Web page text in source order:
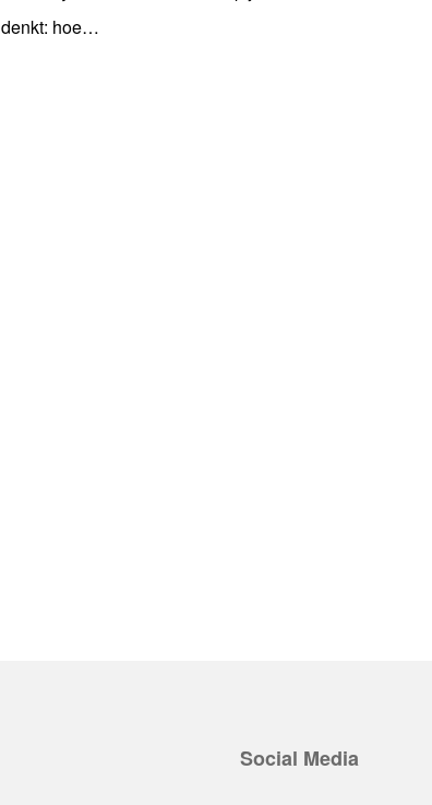
denkt: hoe…
Social Media